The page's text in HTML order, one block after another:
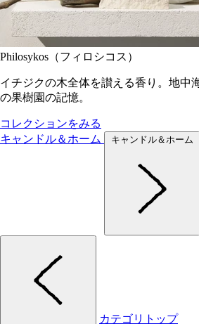
Philosykos（フィロシコス）
イチジクの木全体を讃える香り。地中
の果樹園の記憶。
コレクションをみる
キャンドル＆ホーム
キャンドル＆ホーム
カテゴリトップ